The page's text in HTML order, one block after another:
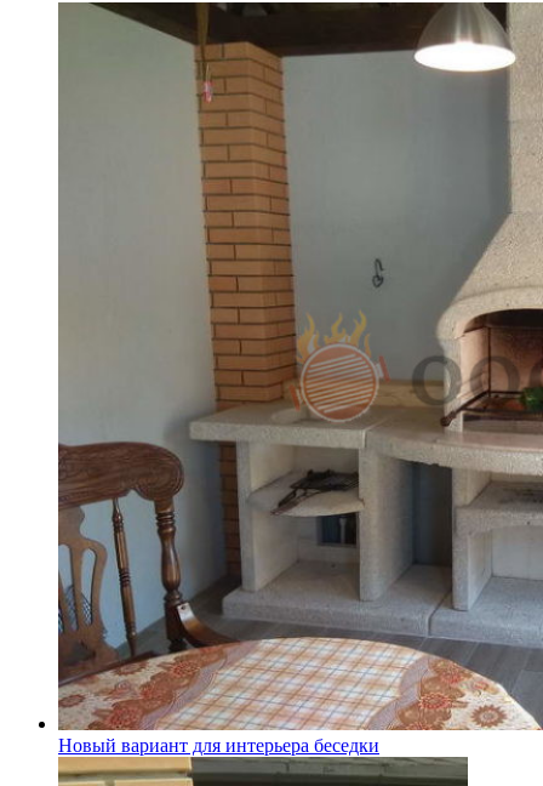
Новый вариант для интерьера беседки